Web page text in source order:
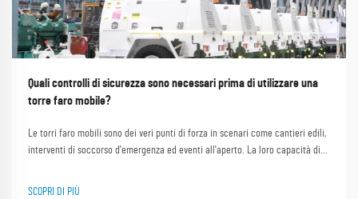
Quali controlli di sicurezza sono necessari prima di utilizzare una
torre faro mobile?
Le torri faro mobili sono dei veri punti di forza in scenari come cantieri edili,
interventi di soccorso d'emergenza ed eventi all'aperto. La loro capacità di
indispensabili. Shanghai Outevo Machinery Co. Ltd., come un pi...
SCOPRI DI PIÙ